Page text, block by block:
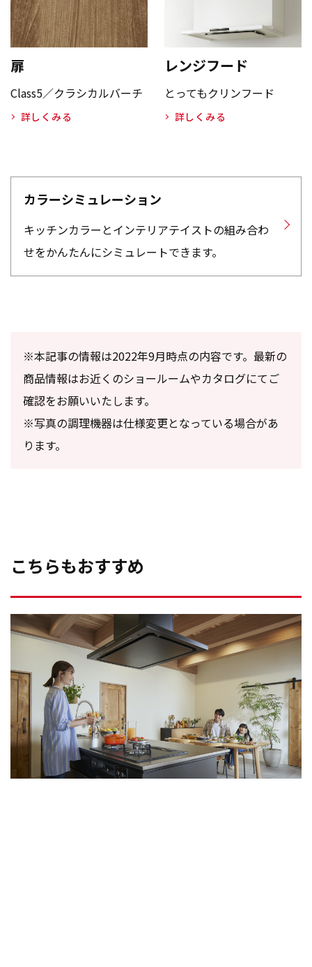
扉
Class5／クラシカルバーチ
詳しくみる
レンジフード
とってもクリンフード
詳しくみる
カラーシミュレーション
キッチンカラーとインテリアテイストの組み合わ
せをかんたんにシミュレートできます。
※本記事の情報は2022年9月時点の内容です。最新の
商品情報はお近くのショールームやカタログにてご
確認をお願いいたします。
※写真の調理機器は仕様変更となっている場合があ
ります。
こちらもおすすめ